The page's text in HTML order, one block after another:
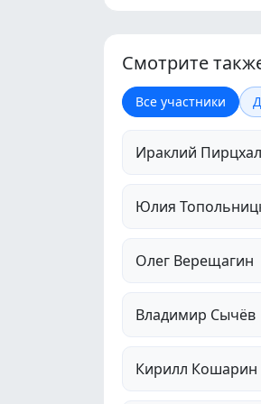
Смотрите
Все участники
Ираклий
Юлия
Олег Верещагин
Владимир Сычёв
Кирилл Кошарин